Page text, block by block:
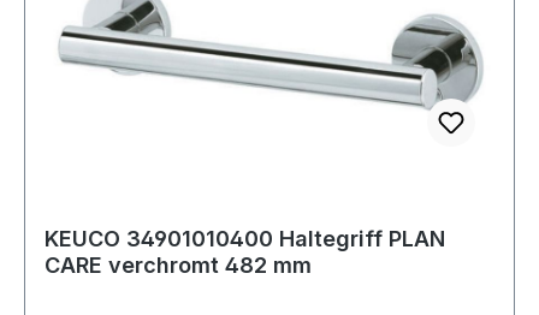
KEUCO 34901010400 Haltegriff PLAN
CARE verchromt 482 mm